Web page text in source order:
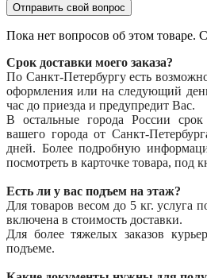
Отправить свой вопрос
Пока нет вопросов об этом товаре.
Срок доставки моего заказа?
По Санкт-Петербургу есть
оформления или на следующий
час до приезда и предупредит Вас.
В остальные города России срок
вашего города от Санкт-
дней. Более подробную
посмотреть в карточке товара, под
Есть ли у вас подъем на этаж?
Для товаров весом до 5 кг. услуга
включена в стоимость доставки.
Для более тяжелых заказов
подъеме.